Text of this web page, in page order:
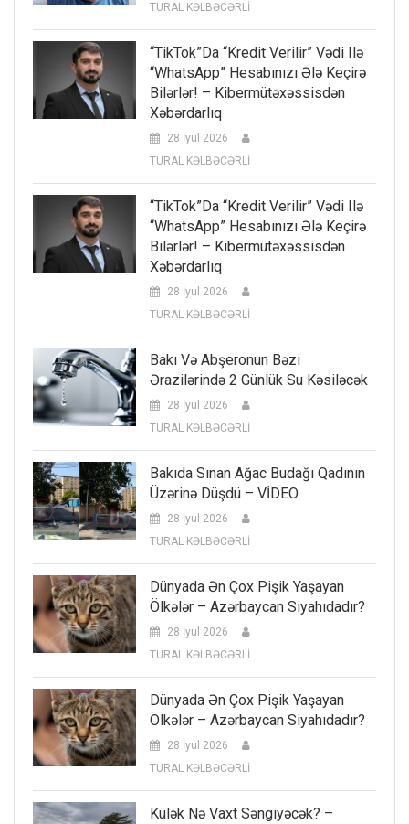
TURAL KƏLBƏCƏRLİ
“TikTok”da “kredit Verilir” Vədi Ilə
“WhatsApp” Hesabınızı Ələ Keçirə
Bilərlər! – Kibermütəxəssisdən
Xəbərdarlıq
28 İyul 2026
TURAL KƏLBƏCƏRLİ
“TikTok”da “kredit Verilir” Vədi Ilə
“WhatsApp” Hesabınızı Ələ Keçirə
Bilərlər! – Kibermütəxəssisdən
Xəbərdarlıq
28 İyul 2026
TURAL KƏLBƏCƏRLİ
Bakı Və Abşeronun Bəzi
Ərazilərində 2 Günlük Su Kəsiləcək
28 İyul 2026
TURAL KƏLBƏCƏRLİ
Bakıda Sınan Ağac Budağı Qadının
Üzərinə Düşdü – VİDEO
28 İyul 2026
TURAL KƏLBƏCƏRLİ
Dünyada Ən Çox Pişik Yaşayan
Ölkələr – Azərbaycan Siyahıdadır?
28 İyul 2026
TURAL KƏLBƏCƏRLİ
Dünyada Ən Çox Pişik Yaşayan
Ölkələr – Azərbaycan Siyahıdadır?
28 İyul 2026
TURAL KƏLBƏCƏRLİ
Külək Nə Vaxt Səngiyəcək? –